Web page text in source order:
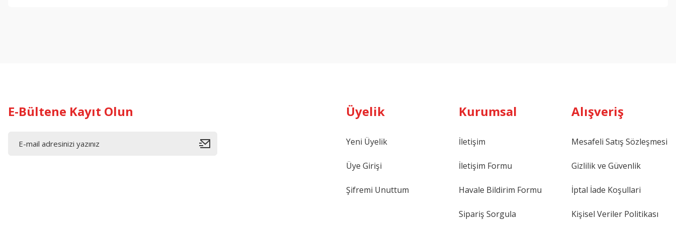
E-Bültene Kayıt Olun Üyelik
Yeni Üyelik
Üye Girişi
Şifremi Unuttum
Kurumsal
İletişim
İletişim Formu
Havale Bildirim Formu
Sipariş Sorgula
Alışveriş
Mesafeli Satış Sözleşmesi
Gizlilik ve Güvenlik
İptal İade Koşullari
Kişisel Veriler Politikası